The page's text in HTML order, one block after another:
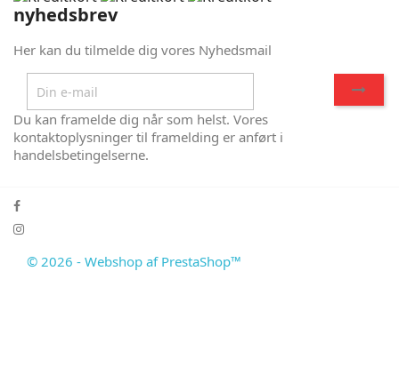
nyhedsbrev
Her kan du tilmelde dig vores Nyhedsmail
Du kan framelde dig når som helst. Vores
kontaktoplysninger til framelding er anført i
handelsbetingelserne.
© 2026 - Webshop af PrestaShop™